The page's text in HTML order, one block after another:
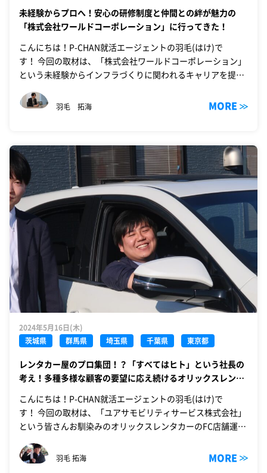
未経験からプロへ！安心の研修制度と仲間との絆が魅力の
「株式会社ワールドコーポレーション」に行ってきた！
こんにちは！P-CHAN就活エージェントの羽毛(はけ)で
す！ 今回の取材は、「株式会社ワールドコーポレーション」
という未経験からインフラづくりに関われるキャリアを提供
羽毛 拓海 MORE
2024年5月16日(木)
茨城県
群馬県 埼玉県 千葉県 東京都
レンタカー屋のプロ集団！？「すべてはヒト」という社長の
考え！多種多様な顧客の要望に応え続けるオリックスレンタ
取材に行ってきた！
こんにちは！P-CHAN就活エージェントの羽毛(はけ)で
す！ 今回の取材は、「ユアサモビリティサービス株式会社」
という皆さんお馴染みのオリックスレンタカーのFC店舗運営
羽毛 拓海 MORE